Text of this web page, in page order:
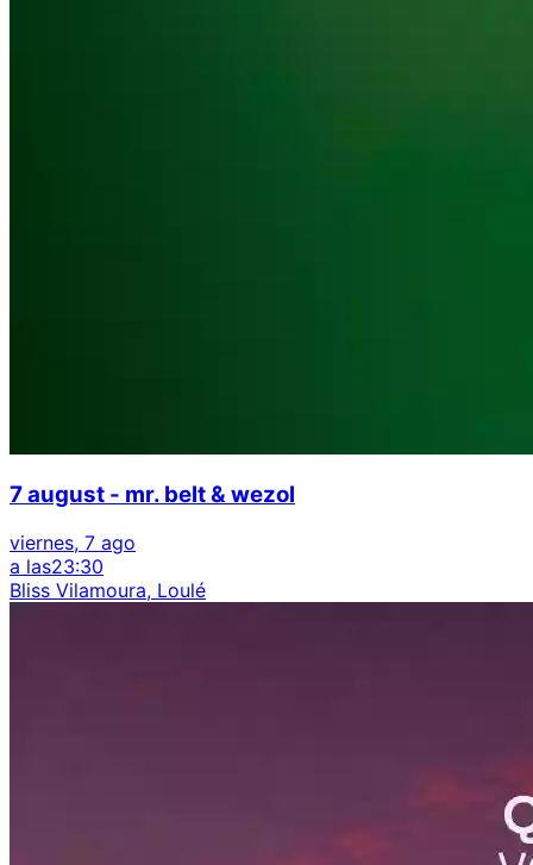
7 august - mr. belt & wezol
viernes, 7 ago
a las23:30
Bliss Vilamoura, Loulé